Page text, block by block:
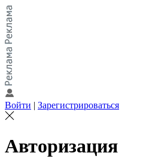
Войти | Зарегистрироваться
Авторизация